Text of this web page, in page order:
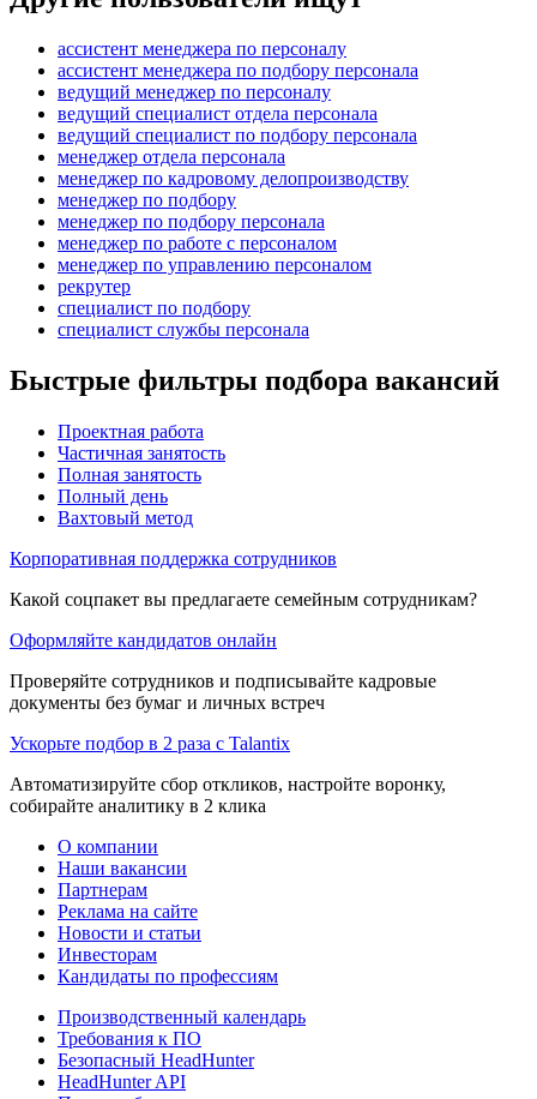
ассистент менеджера по персоналу
ассистент менеджера по подбору персонала
ведущий менеджер по персоналу
ведущий специалист отдела персонала
ведущий специалист по подбору персонала
менеджер отдела персонала
менеджер по кадровому делопроизводству
менеджер по подбору
менеджер по подбору персонала
менеджер по работе с персоналом
менеджер по управлению персоналом
рекрутер
специалист по подбору
специалист службы персонала
Быстрые фильтры подбора вакансий
Проектная работа
Частичная занятость
Полная занятость
Полный день
Вахтовый метод
Корпоративная поддержка сотрудников
Какой соцпакет вы предлагаете семейным сотрудникам?
Оформляйте кандидатов онлайн
Проверяйте сотрудников и подписывайте кадровые
документы без бумаг и личных встреч
Ускорьте подбор в 2 раза с Talantix
Автоматизируйте сбор откликов, настройте воронку,
собирайте аналитику в 2 клика
О компании
Наши вакансии
Партнерам
Реклама на сайте
Новости и статьи
Инвесторам
Кандидаты по профессиям
Производственный календарь
Требования к ПО
Безопасный HeadHunter
HeadHunter API